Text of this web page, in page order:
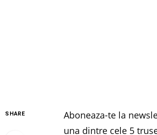
SHARE
Aboneaza-te la
una dintre cele 5